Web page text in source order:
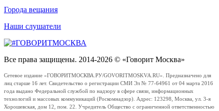
Города вещания
Наши слушатели
Все права защищены. 2014-2026 © «Говорит Москва»
Сетевое издание «ГОВОРИТМОСКВА.РУ/GOVORITMOSKVA.RU». Предназначено для
лиц старше 16 лет. Свидетельство о регистрации СМИ Эл № 77-64961 от 04 марта 2016
года выдано Федеральной службой по надзору в сфере связи, информационных
технологий и массовых коммуникаций (Роскомнадзор). Адрес: 123298, Москва, ул. 3-я
Хорошевская, дом 12, пом. 22. Учредитель Общество с ограниченной ответственностью